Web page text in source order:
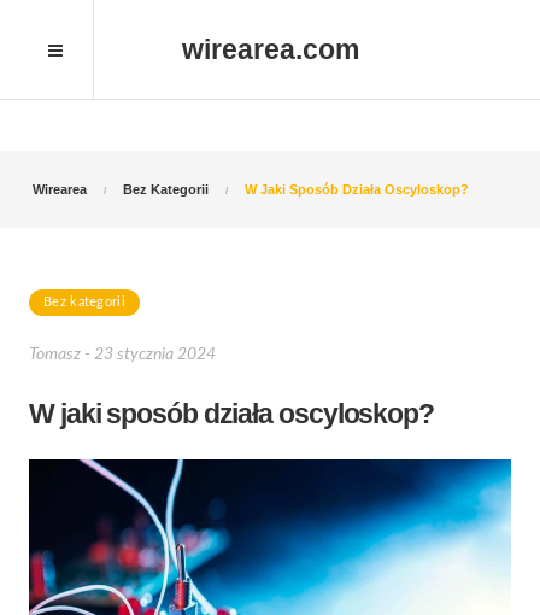
wirearea.com
Wirearea Bez Kategorii W Jaki Sposób Działa Oscyloskop?
Bez kategorii
Tomasz - 23 stycznia 2024
W jaki sposób działa oscyloskop?